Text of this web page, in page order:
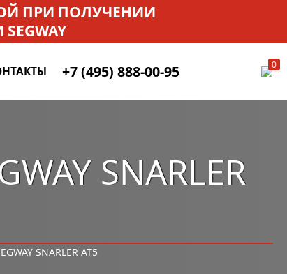
ПРИ ПОЛУЧЕНИИ
+7 (495) 888-00-95 0
SNARLER
SNARLER AT5